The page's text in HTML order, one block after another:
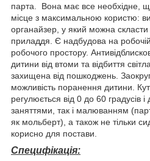
парта. Вона має все необхідне,
місце з максимальною користю:
органайзер, у який можна
приладдя. Є надбудова на
робочого простору.
дитини від втоми та відбиття
захищена від пошкоджень.
можливість поранення дитини. Кут
регулюється від 0 до 60 градусів
заняттями, так і малюванням
як мольберт), а також не тільки
корисно для постави.
Специфікація: